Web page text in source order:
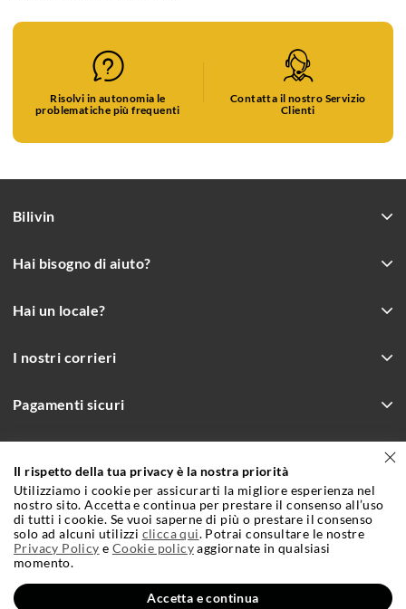
Risolvi in autonomia le
problematiche più frequenti
Contatta il nostro Servizio
Clienti
Bilivin
Hai bisogno di aiuto?
Hai un locale?
I nostri corrieri
Pagamenti sicuri
Incrementa le vendite con Bilivin.it
Condizioni Generali e Contrattuali di Vendita Cookie Policy
Privacy Policy Credits
Il rispetto della tua privacy è la nostra priorità
Utilizziamo i cookie per assicurarti la migliore esperienza nel
nostro sito. Accetta e continua per prestare il consenso all’uso
di tutti i cookie. Se vuoi saperne di più o prestare il consenso
solo ad alcuni utilizzi clicca qui. Potrai consultare le nostre
Privacy Policy e Cookie policyaggiornate in qualsiasi
momento.
Accetta e continua